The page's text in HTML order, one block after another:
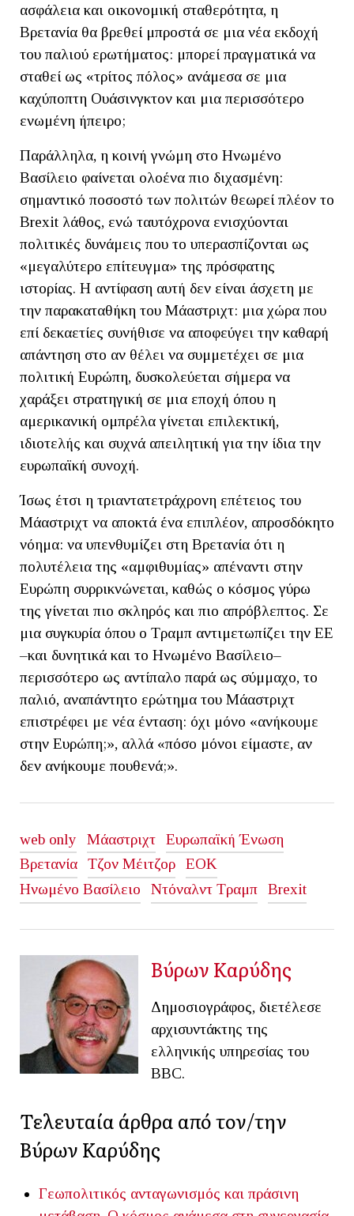
ασφάλεια και οικονομική σταθερότητα, η
Βρετανία θα βρεθεί μπροστά σε μια νέα εκδοχή
του παλιού ερωτήματος: μπορεί πραγματικά να
σταθεί ως «τρίτος πόλος» ανάμεσα σε μια
καχύποπτη Ουάσινγκτον και μια περισσότερο
ενωμένη ήπειρο;
Παράλληλα, η κοινή γνώμη στο Ηνωμένο
Βασίλειο φαίνεται ολοένα πιο διχασμένη:
σημαντικό ποσοστό των πολιτών θεωρεί πλέον το
Brexit λάθος, ενώ ταυτόχρονα ενισχύονται
πολιτικές δυνάμεις που το υπερασπίζονται ως
«μεγαλύτερο επίτευγμα» της πρόσφατης
ιστορίας. Η αντίφαση αυτή δεν είναι άσχετη με
την παρακαταθήκη του Μάαστριχτ: μια χώρα που
επί δεκαετίες συνήθισε να αποφεύγει την καθαρή
απάντηση στο αν θέλει να συμμετέχει σε μια
πολιτική Ευρώπη, δυσκολεύεται σήμερα να
χαράξει στρατηγική σε μια εποχή όπου η
αμερικανική ομπρέλα γίνεται επιλεκτική,
ιδιοτελής και συχνά απειλητική για την ίδια την
ευρωπαϊκή συνοχή.
Ίσως έτσι η τριαντατετράχρονη επέτειος του
Μάαστριχτ να αποκτά ένα επιπλέον, απροσδόκητο
νόημα: να υπενθυμίζει στη Βρετανία ότι η
πολυτέλεια της «αμφιθυμίας» απέναντι στην
Ευρώπη συρρικνώνεται, καθώς ο κόσμος γύρω
της γίνεται πιο σκληρός και πιο απρόβλεπτος. Σε
μια συγκυρία όπου ο Τραμπ αντιμετωπίζει την ΕΕ
–και δυνητικά και το Ηνωμένο Βασίλειο–
περισσότερο ως αντίπαλο παρά ως σύμμαχο, το
παλιό, αναπάντητο ερώτημα του Μάαστριχτ
επιστρέφει με νέα ένταση: όχι μόνο «ανήκουμε
στην Ευρώπη;», αλλά «πόσο μόνοι είμαστε, αν
δεν ανήκουμε πουθενά;».
web only Μάαστριχτ
Ευρωπαϊκή Ένωση
Βρετανία
Τζον Μέιτζορ
ΕΟΚ
Ηνωμένο Βασίλειο
Ντόναλντ Τραμπ Brexit
Βύρων Καρύδης
Δημοσιογράφος, διετέλεσε
αρχισυντάκτης της
ελληνικής υπηρεσίας του
BBC.
Τελευταία άρθρα από τον/την
Βύρων Καρύδης
Γεωπολιτικός ανταγωνισμός και πράσινη